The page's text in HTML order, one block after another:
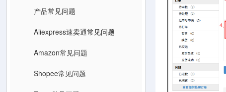
产品常见问题
Aliexpress速卖通常见问题
Amazon常见问题
Shopee常见问题